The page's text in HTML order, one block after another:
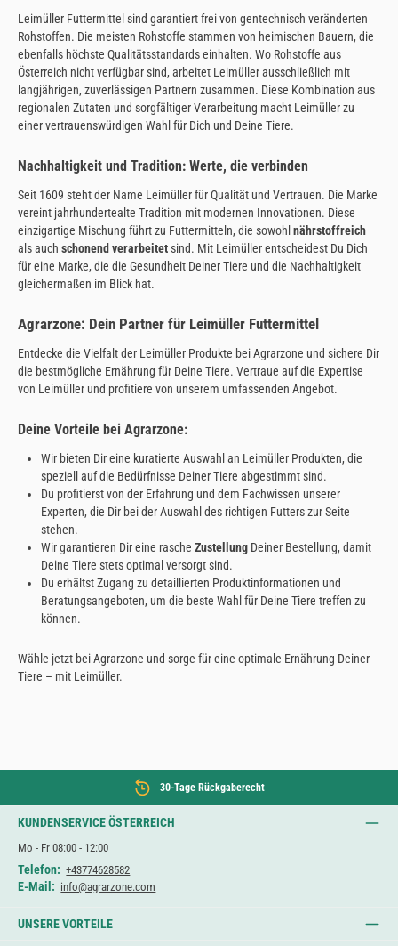
Leimüller Futtermittel sind garantiert frei von gentechnisch veränderten
Rohstoffen. Die meisten Rohstoffe stammen von heimischen Bauern, die
ebenfalls höchste Qualitätsstandards einhalten. Wo Rohstoffe aus
Österreich nicht verfügbar sind, arbeitet Leimüller ausschließlich mit
langjährigen, zuverlässigen Partnern zusammen. Diese Kombination aus
regionalen Zutaten und sorgfältiger Verarbeitung macht Leimüller zu
einer vertrauenswürdigen Wahl für Dich und Deine Tiere.
Nachhaltigkeit und Tradition: Werte, die verbinden
Seit 1609 steht der Name Leimüller für Qualität und Vertrauen. Die Marke
vereint jahrhundertealte Tradition mit modernen Innovationen. Diese
einzigartige Mischung führt zu Futtermitteln, die sowohl nährstoffreich
als auch schonend verarbeitetsind. Mit Leimüller entscheidest Du Dich
für eine Marke, die die Gesundheit Deiner Tiere und die Nachhaltigkeit
gleichermaßen im Blick hat.
Agrarzone: Dein Partner für Leimüller Futtermittel
Entdecke die Vielfalt der Leimüller Produkte bei Agrarzone und sichere Dir
die bestmögliche Ernährung für Deine Tiere. Vertraue auf die Expertise
von Leimüller und profitiere von unserem umfassenden Angebot.
Deine Vorteile bei Agrarzone:
Wir bieten Dir eine kuratierte Auswahl an Leimüller Produkten, die
speziell auf die Bedürfnisse Deiner Tiere abgestimmt sind.
Du profitierst von der Erfahrung und dem Fachwissen unserer
Experten, die Dir bei der Auswahl des richtigen Futters zur Seite
stehen.
Wir garantieren Dir eine rasche ZustellungDeiner Bestellung, damit
Deine Tiere stets optimal versorgt sind.
Du erhältst Zugang zu detaillierten Produktinformationen und
Beratungsangeboten, um die beste Wahl für Deine Tiere treffen zu
können.
Wähle jetzt bei Agrarzone und sorge für eine optimale Ernährung Deiner
Tiere – mit Leimüller.
30-Tage Rückgaberecht
KUNDENSERVICE ÖSTERREICH
Mo - Fr 08:00 - 12:00
Telefon: +43774628582
E-Mail: info@agrarzone.com
UNSERE VORTEILE